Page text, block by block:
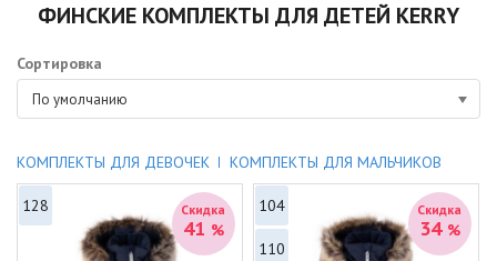
ФИНСКИЕ КОМПЛЕКТЫ ДЛЯ ДЕТЕЙ KERRY
Сортировка
По умолчанию
КОМПЛЕКТЫ ДЛЯ ДЕВОЧЕК КОМПЛЕКТЫ ДЛЯ МАЛЬЧИКОВ
Скидка
41 %
128 Скидка
34 %
104
110